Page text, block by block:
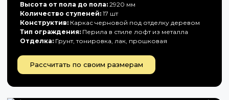
Высота от пола до пола: 2920 мм
Количество ступеней: 17 шт
Конструктив: Каркас черновой под отделку деревом
Тип ограждения: Перила в стиле лофт из металла
Отделка: Грунт, тонировка, лак, прошковая
Рассчитать по своим размерам